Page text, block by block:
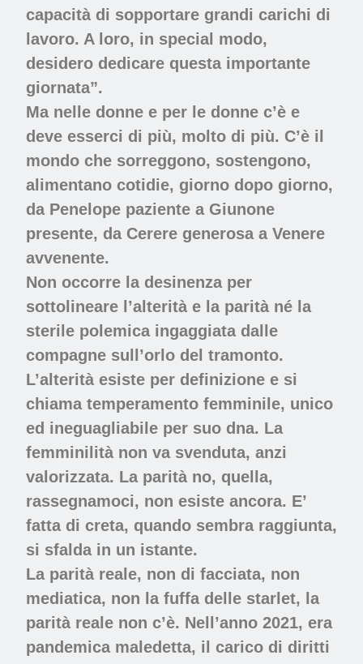
capacità di sopportare grandi carichi di
lavoro. A loro, in special modo,
desidero dedicare questa importante
giornata”.
Ma nelle donne e per le donne c’è e
deve esserci di più, molto di più. C’è il
mondo che sorreggono, sostengono,
alimentano cotidie, giorno dopo giorno,
da Penelope paziente a Giunone
presente, da Cerere generosa a Venere
avvenente.
Non occorre la desinenza per
sottolineare l’alterità e la parità né la
sterile polemica ingaggiata dalle
compagne sull’orlo del tramonto.
L’alterità esiste per definizione e si
chiama temperamento femminile, unico
ed ineguagliabile per suo dna. La
femminilità non va svenduta, anzi
valorizzata. La parità no, quella,
rassegnamoci, non esiste ancora. E’
fatta di creta, quando sembra raggiunta,
si sfalda in un istante.
La parità reale, non di facciata, non
mediatica, non la fuffa delle starlet, la
parità reale non c’è. Nell’anno 2021, era
pandemica maledetta, il carico di diritti